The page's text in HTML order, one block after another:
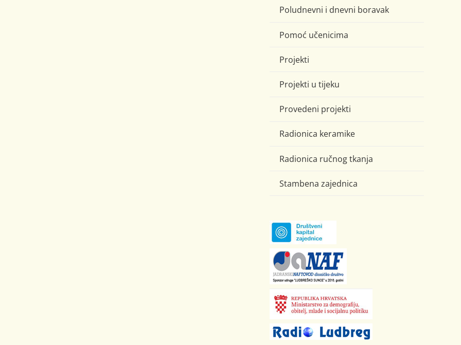
Poludnevni i dnevni boravak
Pomoć učenicima
Projekti
Projekti u tijeku
Provedeni projekti
Radionica keramike
Radionica ručnog tkanja
Stambena zajednica